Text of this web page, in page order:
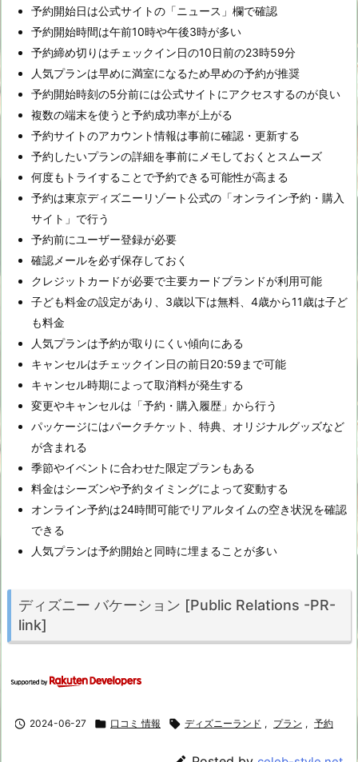
予約開始日は公式サイトの「ニュース」欄で確認
予約開始時間は午前10時や午後3時が多い
予約締め切りはチェックイン日の10日前の23時59分
人気プランは早めに満室になるため早めの予約が推奨
予約開始時刻の5分前には公式サイトにアクセスするのが良い
複数の端末を使うと予約成功率が上がる
予約サイトのアカウント情報は事前に確認・更新する
予約したいプランの詳細を事前にメモしておくとスムーズ
何度もトライすることで予約できる可能性が高まる
予約は東京ディズニーリゾート公式の「オンライン予約・購入
サイト」で行う
予約前にユーザー登録が必要
確認メールを必ず保存しておく
クレジットカードが必要で主要カードブランドが利用可能
子ども料金の設定があり、3歳以下は無料、4歳から11歳は子ど
も料金
人気プランは予約が取りにくい傾向にある
キャンセルはチェックイン日の前日20:59まで可能
キャンセル時期によって取消料が発生する
変更やキャンセルは「予約・購入履歴」から行う
パッケージにはパークチケット、特典、オリジナルグッズなど
が含まれる
季節やイベントに合わせた限定プランもある
料金はシーズンや予約タイミングによって変動する
オンライン予約は24時間可能でリアルタイムの空き状況を確認
できる
人気プランは予約開始と同時に埋まることが多い
ディズニー バケーション [Public Relations -PR-
link]
 2024-06-27  口コミ 情報  ディズニーランド , プラン , 予約